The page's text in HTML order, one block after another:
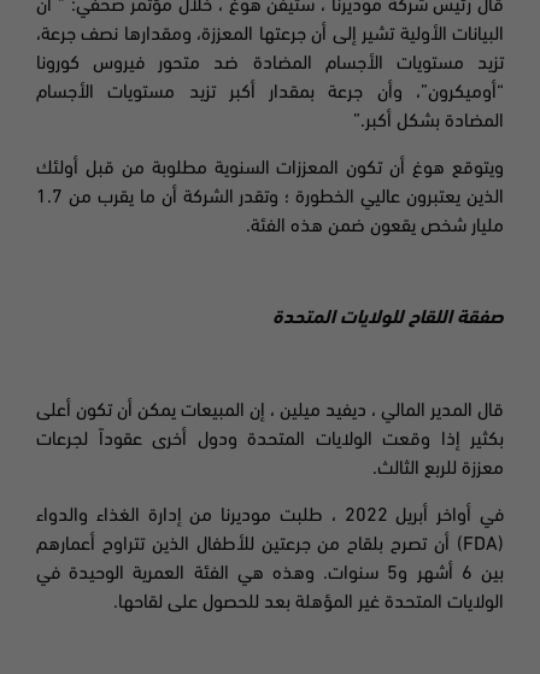
قال رئيس شركة موديرنا ، ستيفن هوغ ، خلال مؤتمر صحفي: ” أن
البيانات الأولية تشير إلى أن جرعتها المعززة، ومقدارها نصف جرعة،
تزيد مستويات الأجسام المضادة ضد متحور فيروس كورونا
“أوميكرون”، وأن جرعة بمقدار أكبر تزيد مستويات الأجسام
المضادة بشكل أكبر.”
ويتوقع هوغ أن تكون المعززات السنوية مطلوبة من قبل أولئك
الذين يعتبرون عاليي الخطورة ؛ وتقدر الشركة أن ما يقرب من 1.7
مليار شخص يقعون ضمن هذه الفئة.
صفقة اللقاح للولايات المتحدة
قال المدير المالي ، ديفيد ميلين ، إن المبيعات يمكن أن تكون أعلى
بكثير إذا وقعت الولايات المتحدة ودول أخرى عقوداً لجرعات
معززة للربع الثالث.
في أواخر أبريل 2022 ، طلبت موديرنا من إدارة الغذاء والدواء
(
FDA) أن تصرح بلقاح من جرعتين للأطفال الذين تتراوح أعمارهم
بين 6 أشهر و5 سنوات. وهذه هي الفئة العمرية الوحيدة في
الولايات المتحدة غير المؤهلة بعد للحصول على لقاحها.